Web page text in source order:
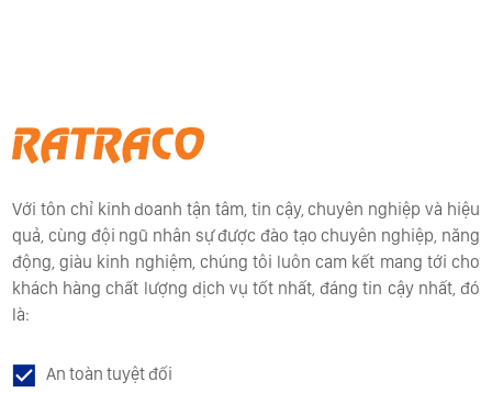
Với tôn chỉ kinh doanh tận tâm, tin cậy, chuyên nghiệp và hiệu
quả, cùng đội ngũ nhân sự được đào tạo chuyên nghiệp, năng
động, giàu kinh nghiệm, chúng tôi luôn cam kết mang tới cho
khách hàng chất lượng dịch vụ tốt nhất, đáng tin cậy nhất, đó
là:
An toàn tuyệt đối